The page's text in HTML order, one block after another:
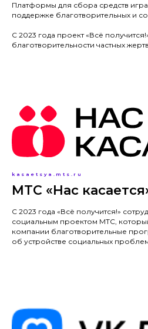
Платформы для сбора средств
поддержке благотворительных и
С 2023 года проект «Всё
благотворительности частных
kasaetsya.mts.ru
МТС «Нас
С 2023 года «Всё получится!»
социальным проектом МТС,
компании благотворительные
об устройстве социальных